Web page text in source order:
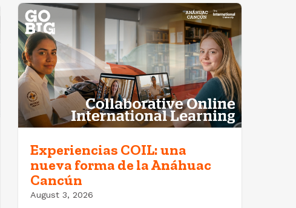
Experiencias COIL: una
nueva forma de la Anáhuac
Cancún
August 3, 2026